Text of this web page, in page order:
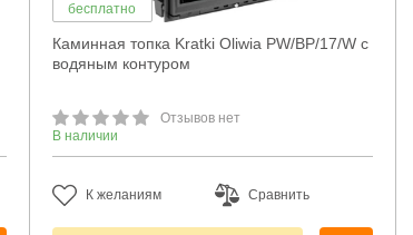
бесплатно
Каминная топка Kratki Oliwia PW/BP/17/W с
водяным контуром
Отзывов нет
В наличии
К желаниям Сравнить